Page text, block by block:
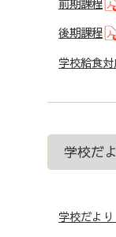
後期課程
学校給食
学校だ
学校だよ